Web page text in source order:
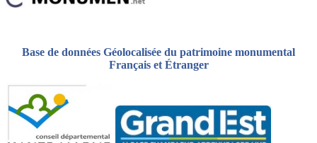
Base de données Géolocalisée du patrimoine monumental
Français et Étranger